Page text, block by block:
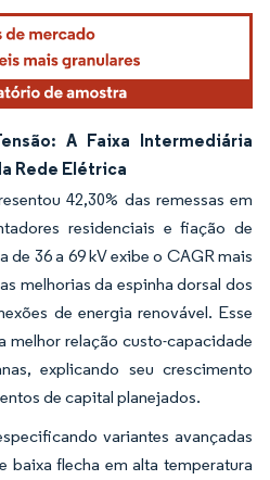
A Faixa Intermediária
Rede Elétrica
42,30% das remessas em
residenciais e fiação de
36 a 69 kV exibe o CAGR mais
melhorias da espinha dorsal dos
de energia renovável. Esse
melhor relação custo-capacidade
explicando seu crescimento
de capital planejados.
variantes avançadas
baixa flecha em alta temperatura